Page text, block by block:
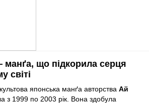
що підкорила серця
світі
японська манґа авторства Ай
з 1999 по 2003 рік. Вона здобула